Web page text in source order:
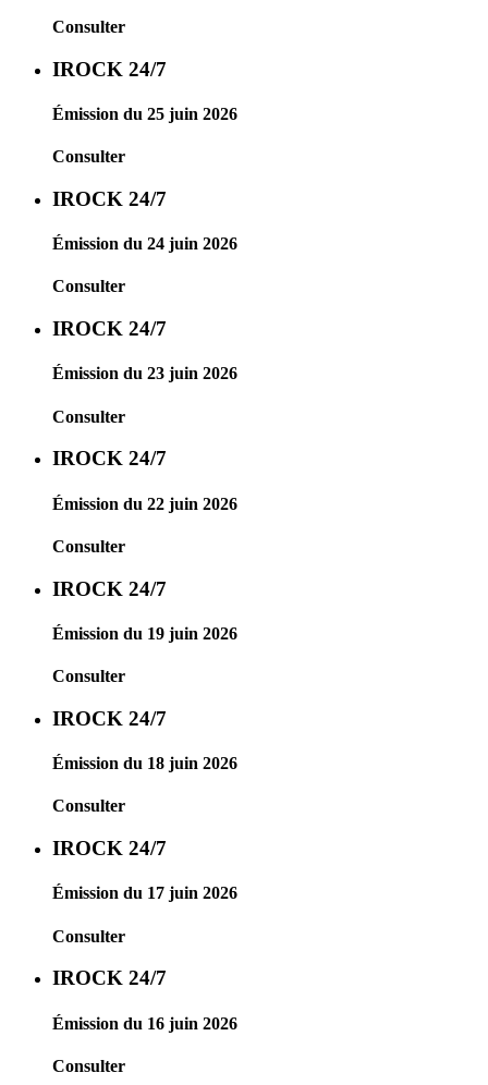
Consulter
IROCK 24/7
Émission du 25 juin 2026
Consulter
IROCK 24/7
Émission du 24 juin 2026
Consulter
IROCK 24/7
Émission du 23 juin 2026
Consulter
IROCK 24/7
Émission du 22 juin 2026
Consulter
IROCK 24/7
Émission du 19 juin 2026
Consulter
IROCK 24/7
Émission du 18 juin 2026
Consulter
IROCK 24/7
Émission du 17 juin 2026
Consulter
IROCK 24/7
Émission du 16 juin 2026
Consulter